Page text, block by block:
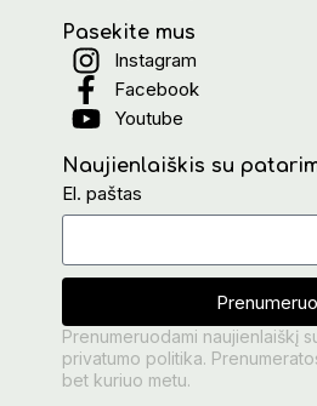
Pasekite mus
Instagram
Facebook
Youtube
Naujienlaiškis su
El. paštas
Prenumeruodami naujienlaiškį
privatumo politika.
bet kuriuo metu.